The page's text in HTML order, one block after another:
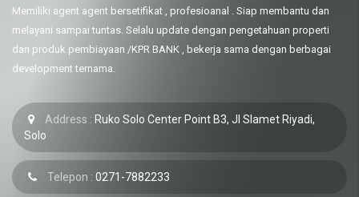
Memiliki agent agent bersetifikat , profesioanal . Siap membantu dan
melayani sampai tuntas. Selalu update dengan pengetahuan properti
dan produk pembiayaan /KPR BANK , bekerja sama dengan berbagai
development ternama.
Address : Ruko Solo Center Point B3, Jl Slamet Riyadi,
Solo
Telepon : 0271-7882233